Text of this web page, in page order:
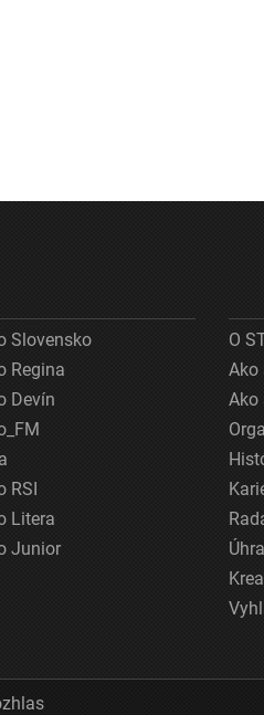
Slovensko
Regina
Devín
RSI
Litera
Junior
O
Ako
Ako